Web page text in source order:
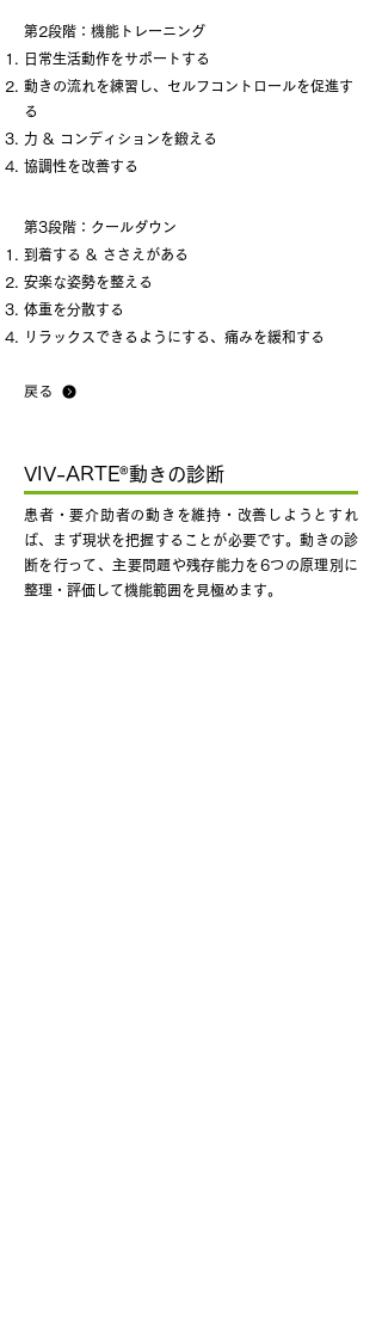
第2段階：機能トレーニング
日常生活動作をサポートする
動きの流れを練習し、セルフコントロールを促進す
る
力 & コンディションを鍛える
協調性を改善する
第3段階：クールダウン
到着する & ささえがある
安楽な姿勢を整える
体重を分散する
リラックスできるようにする、痛みを緩和する
戻る
VIV-ARTE®動きの診断
患者・要介助者の動きを維持・改善しようとすれ
ば、まず現状を把握することが必要です。動きの診
断を行って、主要問題や残存能力を6つの原理別に
整理・評価して機能範囲を見極めます。